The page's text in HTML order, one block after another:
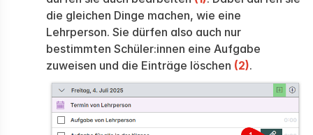
die gleichen Dinge machen, wie eine
Lehrperson. Sie dürfen also auch nur
bestimmten Schüler:innen eine Aufgabe
zuweisen und die Einträge löschen (2).